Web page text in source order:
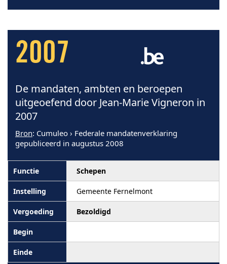
2007
De mandaten, ambten en beroepen
uitgeoefend door Jean-Marie Vigneron in
2007
Bron: Cumuleo › Federale mandatenverklaring
gepubliceerd in augustus 2008
Schepen
Gemeente Fernelmont
Bezoldigd